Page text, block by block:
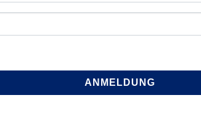
ANMELDUNG